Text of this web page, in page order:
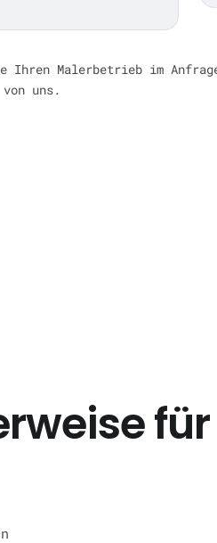
Malerbetrieb im
uns.
für